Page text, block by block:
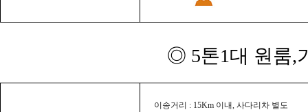
◎ 5톤1대 원룸,
이송거리 : 15Km 이내, 사다리차 별도